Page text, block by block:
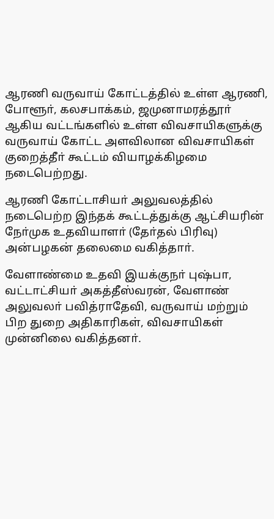
ஆரணி வருவாய் கோட்டத்தில் உள்ள ஆரணி,
போளூா், கலசபாக்கம், ஜமுனாமரத்தூா்
ஆகிய வட்டங்களில் உள்ள விவசாயிகளுக்கு
வருவாய் கோட்ட அளவிலான விவசாயிகள்
குறைத்தீா் கூட்டம் வியாழக்கிழமை
நடைபெற்றது.
ஆரணி கோட்டாசியா் அலுவலத்தில்
நடைபெற்ற இந்தக் கூட்டத்துக்கு ஆட்சியரின்
நோ்முக உதவியாளா் (தோ்தல் பிரிவு)
அன்பழகன் தலைமை வகித்தாா்.
வேளாண்மை உதவி இயக்குநா் புஷ்பா,
வட்டாட்சியா் அகத்தீஸ்வரன், வேளாண்
அலுவலா் பவித்ராதேவி, வருவாய் மற்றும்
பிற துறை அதிகாரிகள், விவசாயிகள்
முன்னிலை வகித்தனா்.